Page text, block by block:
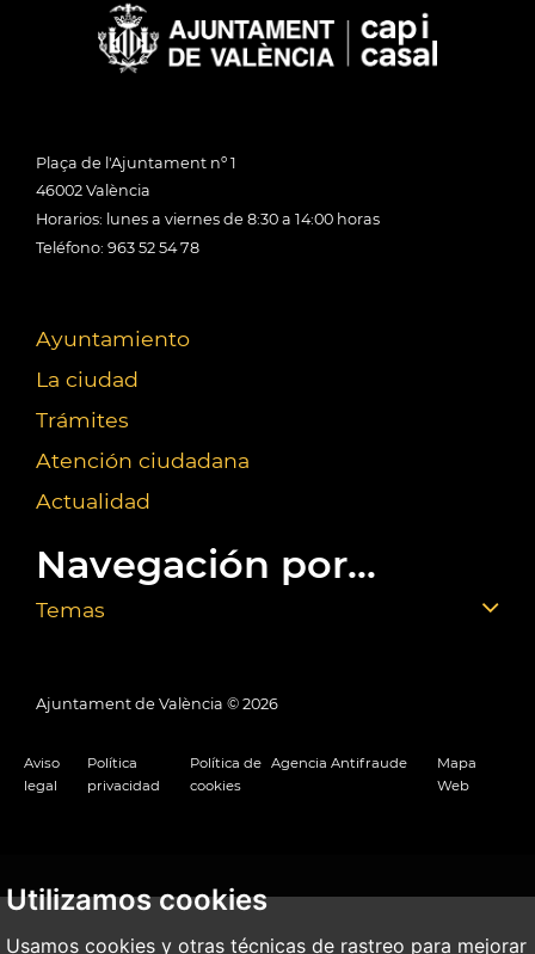
Utilizamos cookies
Usamos cookies y otras técnicas de rastreo para mejorar
Plaça de l'Ajuntament nº 1
46002 València
Horarios: lunes a viernes de 8:30 a 14:00 horas
Teléfono: 963 52 54 78
Ayuntamiento
La ciudad
Trámites
Atención ciudadana
Actualidad
Navegación por...
Temas
Ajuntament de València © 2026
Aviso
legal
Política
privacidad
Política de
cookies
Agencia Antifraude
Mapa
Web